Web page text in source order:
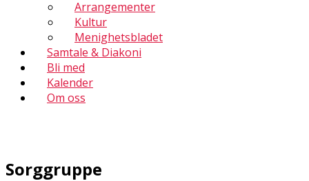
Arrangementer
Kultur
Menighetsbladet
Samtale & Diakoni
Bli med
Kalender
Om oss
Sorggruppe